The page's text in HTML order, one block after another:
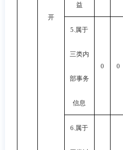
开
益
5. 属于
三类内
部事务
信息
0 0
6. 属于